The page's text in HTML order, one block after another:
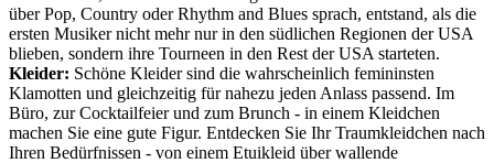
über Pop, Country oder Rhythm and Blues sprach, entstand, als die
ersten Musiker nicht mehr nur in den südlichen Regionen der USA
blieben, sondern ihre Tourneen in den Rest der USA starteten.
Kleider: Schöne Kleider sind die wahrscheinlich femininsten
Klamotten und gleichzeitig für nahezu jeden Anlass passend. Im
Büro, zur Cocktailfeier und zum Brunch - in einem Kleidchen
machen Sie eine gute Figur. Entdecken Sie Ihr Traumkleidchen nach
Ihren Bedürfnissen - von einem Etuikleid über wallende